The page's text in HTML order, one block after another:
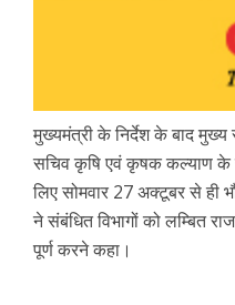
मुख्यमंत्री के निर्देश के बाद मुख्य
सचिव कृषि एवं कृषक कल्याण के
लिए सोमवार 27 अक्टूबर से ही
ने संबंधित विभागों को लम्बित
पूर्ण करने कहा।